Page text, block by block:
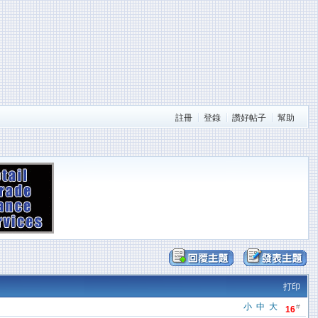
註冊 登錄 讚好帖子 幫助
打印
16#
大
中
小